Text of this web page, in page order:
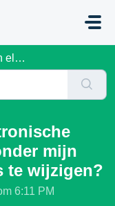
mij...
mijn
te wijzigen?
6:11 PM